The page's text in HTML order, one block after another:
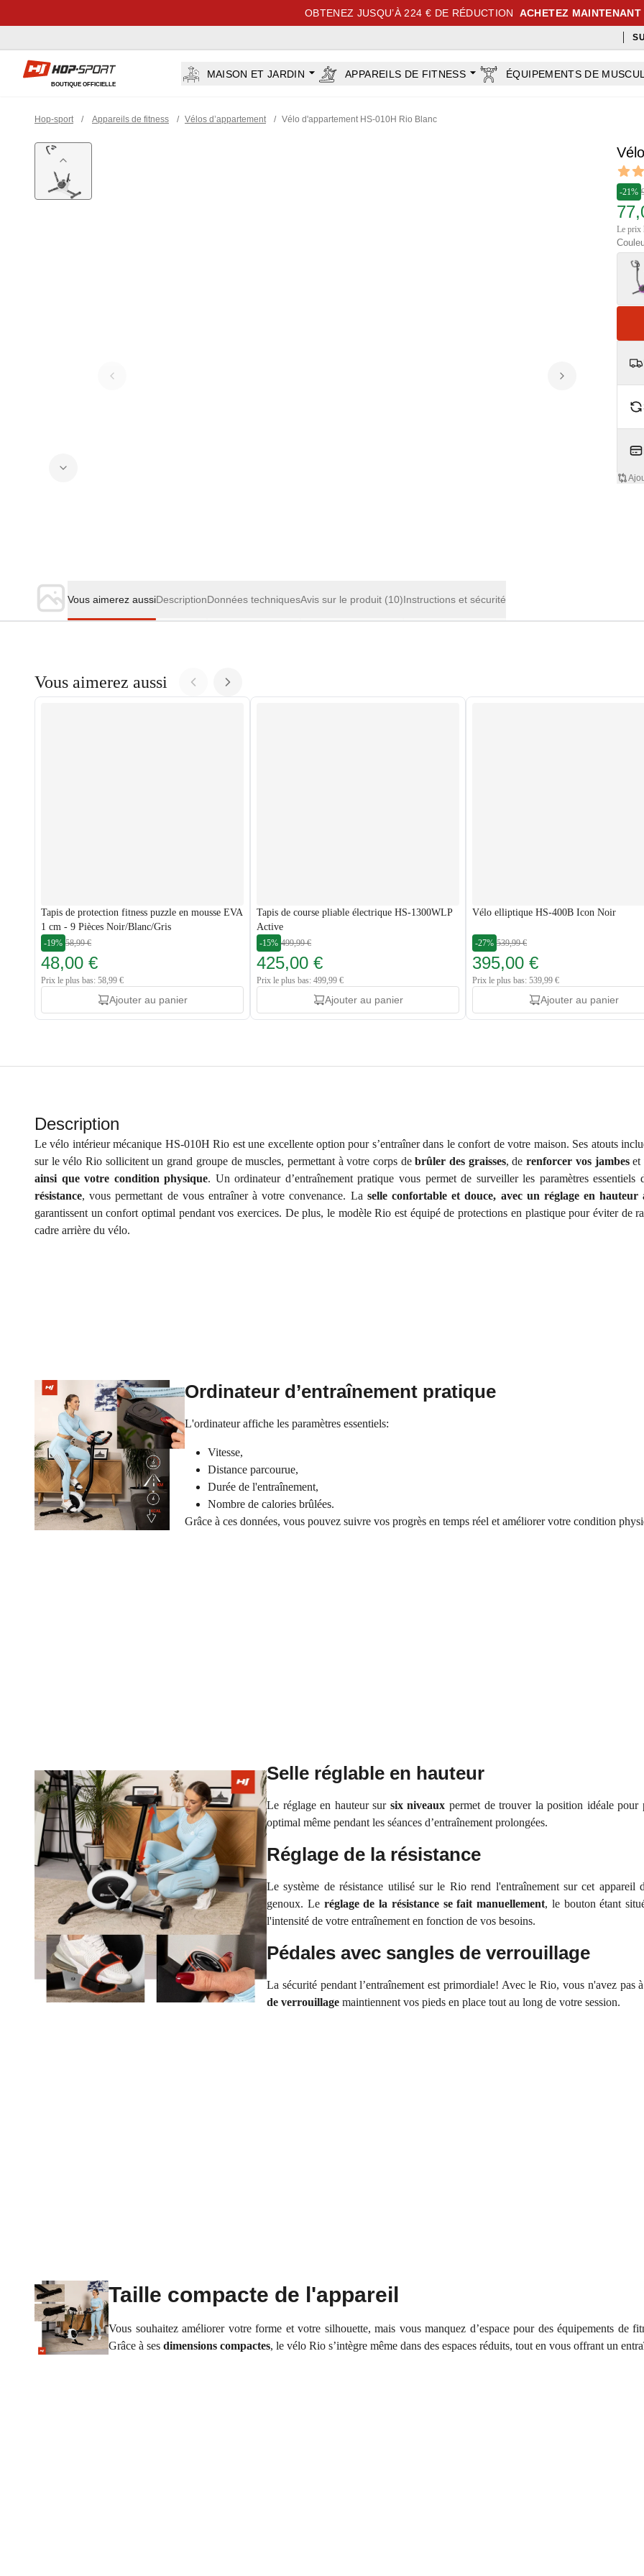
OBTENEZ JUSQU’À 224 € DE RÉDUCTION ACHETEZ MAINTENANT
Hop-sport.fr
BOUTIQUE OFFICIELLE
MAISON ET JARDIN APPAREILS DE FITNESS ÉQUIPEMENTS DE
Hop-sport / Appareils de fitness / Vélos d’appartement / Vélo d'appartement HS-010H Rio Blanc
4.6
-21%
Le prix
Vous aimerez aussiDescriptionDonnées techniquesAvis sur le produit (10)Instructions et sécurité
Vous aimerez aussi
Tapis de protection fitness puzzle en mousse EVA
1 cm - 9 Pièces Noir/Blanc/Gris
-19% 58,99 €
48,00 €
Prix le plus bas: 58,99 €
Ajouter au panier
Tapis de course pliable électrique HS-1300WLP
Active
-15% 499,99 €
425,00 €
Prix le plus bas: 499,99 €
Ajouter au panier
Vélo elliptique HS-400B Icon Noir
-27% 539,99 €
395,00 €
Prix le plus bas: 539,99 €
Ajouter au panier
Description
Le vélo intérieur mécanique HS-010H Rio est une excellente option pour s’entraîner dans le confort de votre maison. Ses atouts
sur le vélo Rio sollicitent un grand groupe de muscles, permettant à votre corps debrûler des graisses, derenforcer vos jambeset
ainsi que votre condition physique. Un ordinateur d’entraînement pratique vous permet de surveiller les paramètres
résistance, vous permettant de vous entraîner à votre convenance. La selle confortable et douce, avec un réglage en hauteur
garantissent un confort optimal pendant vos exercices. De plus, le modèle Rio est équipé de protections en plastique pour éviter de
cadre arrière du vélo.
Ordinateur d’entraînement pratique
L'ordinateur affiche les paramètres essentiels:
Vitesse,
Distance parcourue,
Durée de l'entraînement,
Nombre de calories brûlées.
Grâce à ces données, vous pouvez suivre vos progrès en temps réel et améliorer votre condition
Selle réglable en hauteur
Le réglage en hauteur sur six niveaux permet de trouver la position idéale
optimal même pendant les séances d’entraînement prolongées.
Réglage de la résistance
Le système de résistance utilisé sur le Rio rend l'entraînement sur cet appareil
genoux. Le réglage de la résistance se fait manuellement, le bouton étant
l'intensité de votre entraînement en fonction de vos besoins.
Pédales avec sangles de verrouillage
La sécurité pendant l’entraînement est primordiale! Avec le Rio, vous n'avez pas
de verrouillage maintiennent vos pieds en place tout au long de votre session.
Taille compacte de l'appareil
Vous souhaitez améliorer votre forme et votre silhouette, mais vous manquez d’espace pour des équipements de
Grâce à ses dimensions compactes, le vélo Rio s’intègre même dans des espaces réduits, tout en vous offrant un